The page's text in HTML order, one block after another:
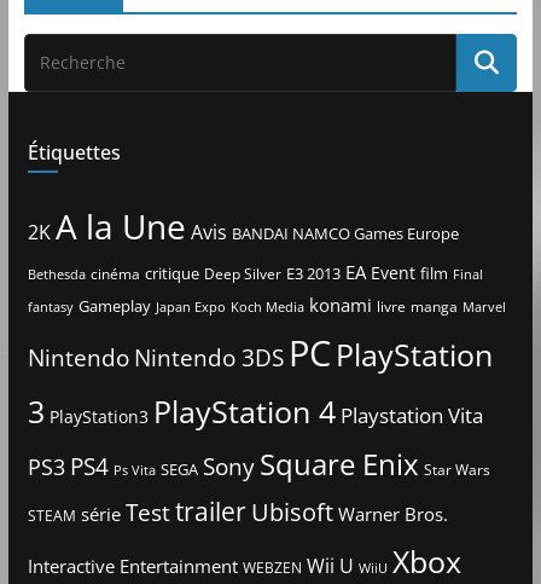
Étiquettes
2KA la Une Avis BANDAI NAMCO Games Europe
Bethesda cinéma critique Deep Silver E3 2013 EA Event film Final
fantasy Gameplay Japan Expo Koch Media konami livre manga Marvel
Nintendo Nintendo 3DS PCPlayStation
3 PlayStation3 PlayStation 4 Playstation Vita
PS3 PS4 Ps Vita SEGA Sony Square Enix Star Wars
STEAM série TesttrailerUbisoftWarner Bros.
Interactive Entertainment WEBZEN Wii U WiiU Xbox